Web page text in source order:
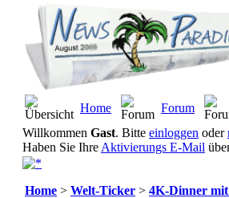
Home Forum
Willkommen Gast. Bitte einloggen oder
Haben Sie Ihre Aktivierungs E-Mail
Home > Welt-Ticker > 4K-Dinner